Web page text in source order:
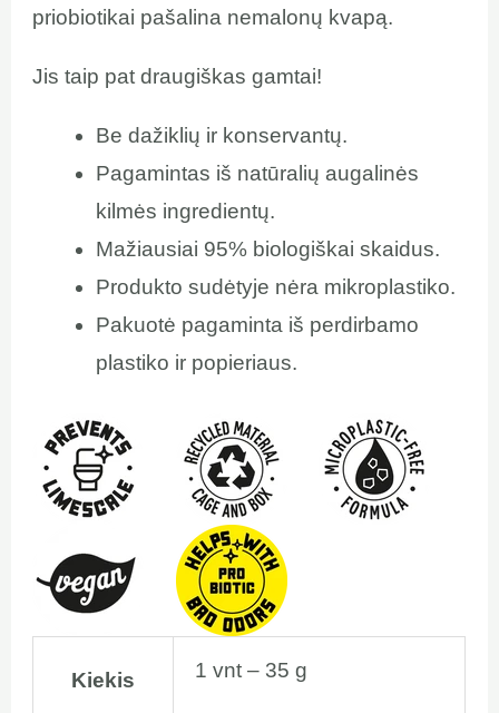
priobiotikai pašalina nemalonų kvapą.
Jis taip pat draugiškas gamtai!
Be dažiklių ir konservantų.
Pagamintas iš natūralių augalinės
kilmės ingredientų.
Mažiausiai 95% biologiškai skaidus.
Produkto sudėtyje nėra mikroplastiko.
Pakuotė pagaminta iš perdirbamo
plastiko ir popieriaus.
Kiekis 1 vnt – 35 g